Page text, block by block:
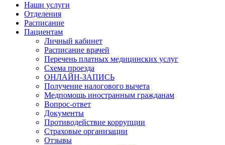
Наши услуги
Отделения
Расписание
Пациентам
Личный кабинет
Расписание врачей
Перечень платных медицинских услуг
Схема проезда
ОНЛАЙН-ЗАПИСЬ
Получение налогового вычета
Медпомощь иностранным гражданам
Вопрос-ответ
Документы
Противодействие коррупции
Страховые организации
Отзывы